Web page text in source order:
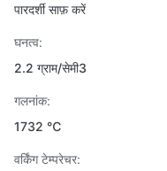
पारदर्शी साफ़ करें
घनत्व:
2.2 ग्राम/सेमी3
गलनांक:
1732 ℃
वर्किंग टेम्परेचर: